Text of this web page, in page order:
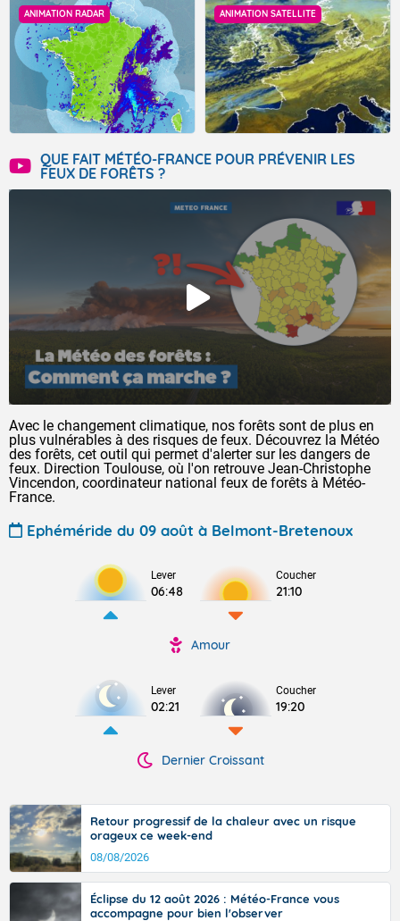
ANIMATION RADAR ANIMATION SATELLITE
QUE FAIT MÉTÉO-FRANCE POUR PRÉVENIR LES
FEUX DE FORÊTS ?
Avec le changement climatique, nos forêts sont de plus en
plus vulnérables à des risques de feux. Découvrez la Météo
des forêts, cet outil qui permet d'alerter sur les dangers de
feux. Direction Toulouse, où l'on retrouve Jean-Christophe
Vincendon, coordinateur national feux de forêts à Météo-
France.
Ephéméride du 09 août à Belmont-Bretenoux
Lever
06:48
Coucher
21:10
Amour
Lever
02:21
Coucher
19:20
Dernier Croissant
Retour progressif de la chaleur avec un risque
orageux ce week-end
08/08/2026
Éclipse du 12 août 2026 : Météo-France vous
accompagne pour bien l'observer